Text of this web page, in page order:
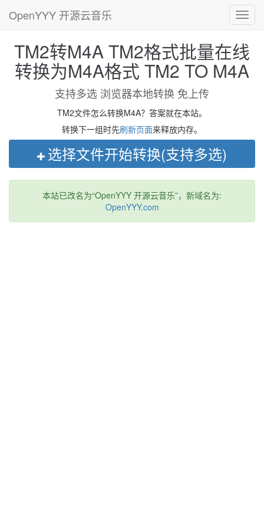
OpenYYY 开源云音乐
TM2转M4A TM2格式批量在线
转换为M4A格式 TM2 TO M4A
支持多选 浏览器本地转换 免上传
TM2文件怎么转换M4A？答案就在本站。
转换下一组时先刷新页面来释放内存。
选择文件开始转换(支持多选)
本站已改名为“OpenYYY 开源云音乐”，新域名为:
OpenYYY.com